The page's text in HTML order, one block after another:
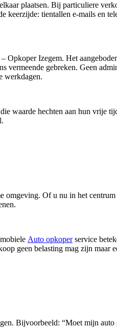
plaatsen. Bij particuliere
keerzijde: tientallen e-mails en
Izegem. Het
vermeende gebreken. Geen
werkdagen.
waarde hechten aan hun
Of u nu in het
Auto opkoperservice
geen belasting mag zijn maar
Bijvoorbeeld: “Moet mijn